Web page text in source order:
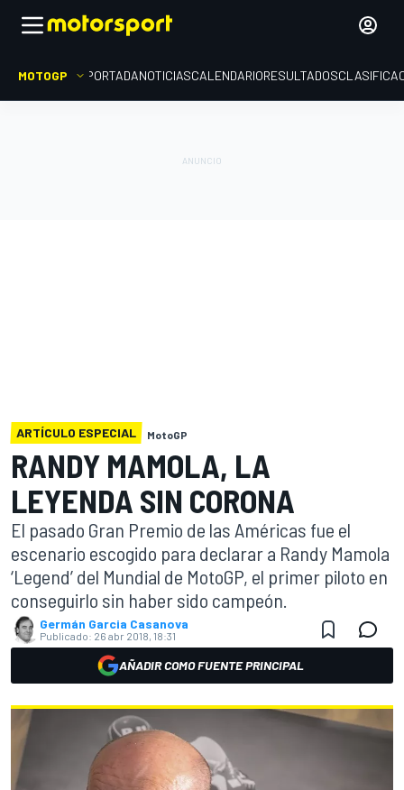
MOTOGP PORTADANOTICIASCALENDARIORESULTADOS
ARTÍCULO ESPECIAL MotoGP
RANDY MAMOLA, LA
LEYENDA SIN CORONA
El pasado Gran Premio de las Américas fue el
escenario escogido para declarar a Randy Mamola
‘Legend’ del Mundial de MotoGP, el primer piloto en
conseguirlo sin haber sido campeón.
Germán Garcia Casanova
Publicado: 26 abr 2018, 18:31
AÑADIR COMO FUENTE PRINCIPAL